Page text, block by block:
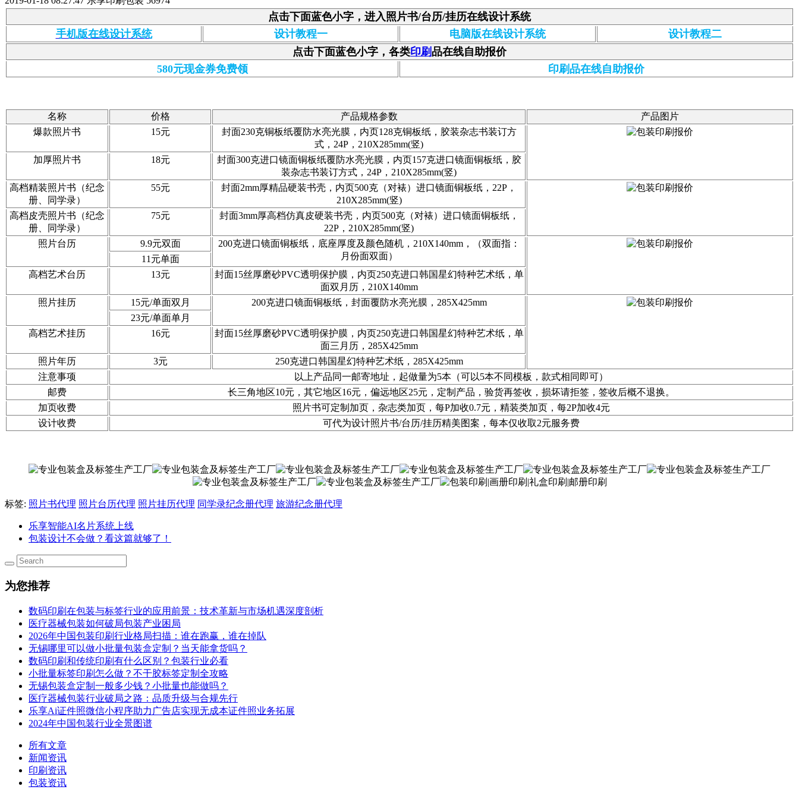
点击下面蓝色小字，进入照片书/台历/挂历在线设计系统
手机版在线设计系统
设计教程一 电脑版在线设计系统
设计教程二
点击下面蓝色小字，各类印刷 品在线自助报价
580元现金券免费领
印刷品在线自助报价
名称 价格 产品规格参数
产品图片
爆款照片书
15元
封面230克铜板纸覆防水亮光膜，内页128克铜板纸，胶装杂志书装订方
式，24P，210X285mm(竖)
加厚照片书
18元
封面300克进口镜面铜板纸覆防水亮光膜，内页157克进口镜面铜板纸，胶
装杂志书装订方式，24P，210X285mm(竖)
高档精装照片书（纪念
册、同学录）
55元
封面2mm厚精品硬装书壳，内页500克（对裱）进口镜面铜板纸，22P，
210X285mm(竖)
高档皮壳照片书（纪念
册、同学录）
75元
封面3mm厚高档仿真皮硬装书壳，内页500克（对裱）进口镜面铜板纸，
22P，210X285mm(竖)
照片台历
9.9元双面
200克进口镜面铜板纸，底座厚度及颜色随机，210X140mm，（双面指：
月份面双面）
11元单面
高档艺术台历
13元
封面15丝厚磨砂PVC透明保护膜，内页250克进口韩国星幻特种艺术纸，单
面双月历，210X140mm
照片挂历
15元/单面双月
200克进口镜面铜板纸，封面覆防水亮光膜，285X425mm
23元/单面单月
高档艺术挂历
16元
封面15丝厚磨砂PVC透明保护膜，内页250克进口韩国星幻特种艺术纸，单
面三月历，285X425mm
照片年历
3元
250克进口韩国星幻特种艺术纸，285X425mm
注意事项
以上产品同一邮寄地址，起做量为5本（可以5本不同模板，款式相同即可）
邮费
长三角地区10元，其它地区16元，偏远地区25元，定制产品，验货再签收，损坏请拒签，签收后概不退换。
加页收费
照片书可定制加页，杂志类加页，每P加收0.7元，精装类加页，每2P加收4元
设计收费
可代为设计照片书/台历/挂历精美图案，每本仅收取2元服务费
标签: 照片书代理 照片台历代理 照片挂历代理 同学录纪念册代理 旅游纪念册代理
乐享智能AI名片系统上线
包装设计不会做？看这篇就够了！
为您推荐
数码印刷在包装与标签行业的应用前景：技术革新与市场机遇深度剖析
医疗器械包装如何破局包装产业困局
2026年中国包装印刷行业格局扫描：谁在跑赢，谁在掉队
无锡哪里可以做小批量包装盒定制？当天能拿货吗？
数码印刷和传统印刷有什么区别？包装行业必看
小批量标签印刷怎么做？不干胶标签定制全攻略
无锡包装盒定制一般多少钱？小批量也能做吗？
医疗器械包装行业破局之路：品质升级与合规先行
乐享Ai证件照微信小程序助力广告店实现无成本证件照业务拓展
2024年中国包装行业全景图谱
所有文章
新闻资讯
印刷资讯
包装资讯